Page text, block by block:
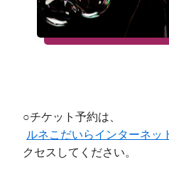
○チケット予約は、
ルネこだいらインターネッ
クセスしてください。